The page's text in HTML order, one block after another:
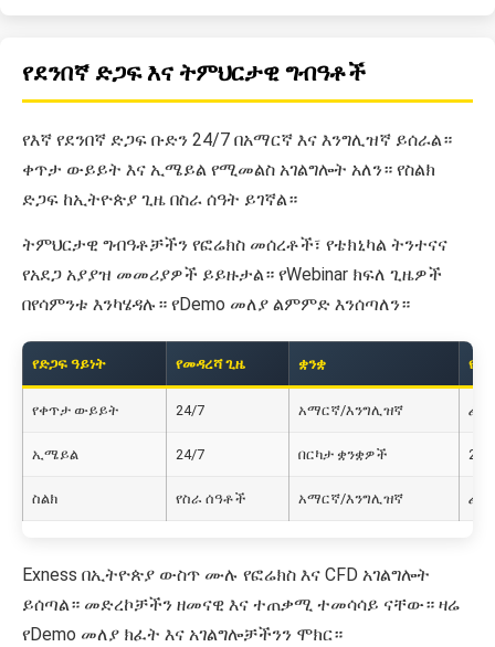
የደንበኛ ድጋፍ እና ትምህርታዊ ግብዓቶች
የእኛ የደንበኛ ድጋፍ ቡድን 24/7 በአማርኛ እና እንግሊዝኛ ይሰራል።
ቀጥታ ውይይት እና ኢሜይል የሚመልስ አገልግሎት አለን። የስልክ
ድጋፍ ከኢትዮጵያ ጊዜ በስራ ሰዓት ይገኛል።
ትምህርታዊ ግብዓቶቻችን የፎሬክስ መሰረቶች፣ የቴክኒካል ትንተናና
የአደጋ አያያዝ መመሪያዎች ይይዙታል። የWebinar ክፍለ ጊዜዎች
በየሳምንቱ እንካሄዳሉ። የDemo መለያ ልምምድ እንሰጣለን።
የድጋፍ ዓይነት የመዳረሻ ጊዜ ቋንቋ
የቀጥታ ውይይት 24/7 አማርኛ/እንግሊዝኛ
ኢሜይል 24/7 በርካታ ቋንቋዎች 24
ስልክ የስራ ሰዓቶች አማርኛ/እንግሊዝኛ
Exness በኢትዮጵያ ውስጥ ሙሉ የፎሬክስ እና CFD አገልግሎት
ይሰጣል። መድረኮቻችን ዘመናዊ እና ተጠቃሚ ተመሳሳይ ናቸው። ዛሬ
የDemo መለያ ክፈት እና አገልግሎቻችንን ሞክር።